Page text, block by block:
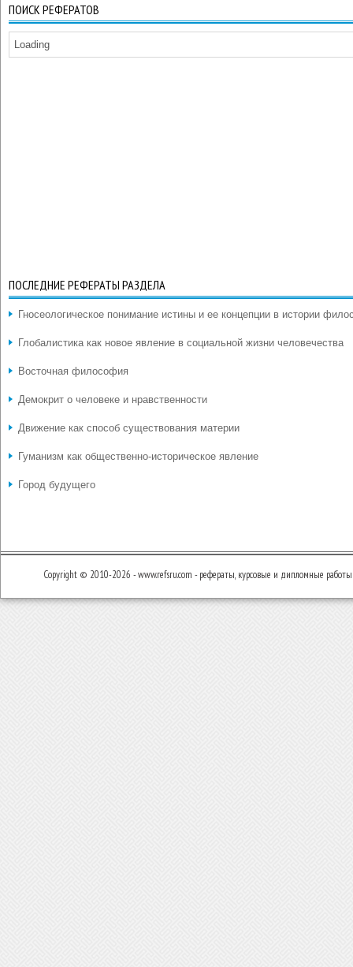
ПОИСК РЕФЕРАТОВ
Loading
ПОСЛЕДНИЕ РЕФЕРАТЫ РАЗДЕЛА
Гносеологическое понимание истины и ее концепции в истории
Глобалистика как новое явление в социальной жизни человечества
Восточная философия
Демокрит о человеке и нравственности
Движение как способ существования материи
Гуманизм как общественно-историческое явление
Город будущего
Copyright © 2010-2026 - www.refsru.com - рефераты, курсовые и дипломные работы